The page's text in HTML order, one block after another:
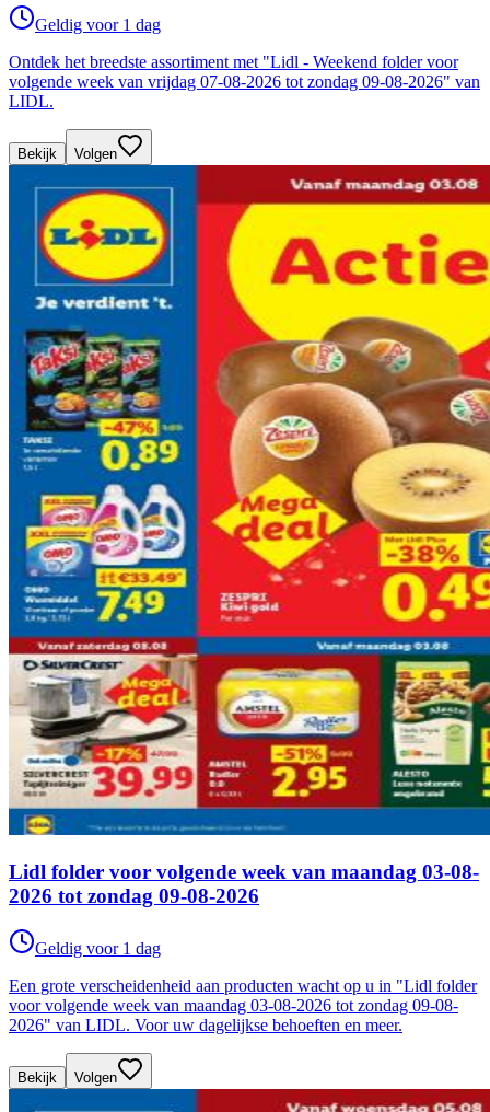
Geldig voor 1 dag
Ontdek het breedste assortiment met "Lidl - Weekend folder voor
volgende week van vrijdag 07-08-2026 tot zondag 09-08-2026" van
LIDL.
Bekijk Volgen
Lidl folder voor volgende week van maandag 03-08-
2026 tot zondag 09-08-2026
Geldig voor 1 dag
Een grote verscheidenheid aan producten wacht op u in "Lidl folder
voor volgende week van maandag 03-08-2026 tot zondag 09-08-
2026" van LIDL. Voor uw dagelijkse behoeften en meer.
Bekijk Volgen